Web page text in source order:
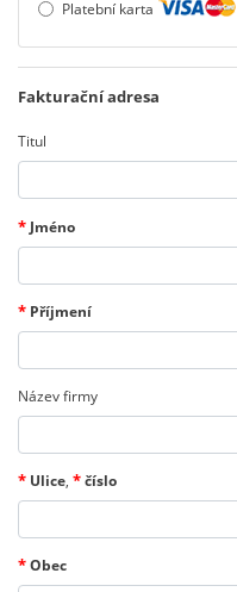
Platební karta
Fakturační adresa
Titul
* Jméno
* Příjmení
Název firmy
* Ulice, *číslo
*Obec